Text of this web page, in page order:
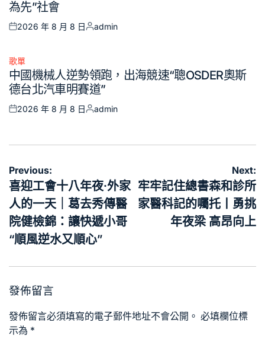
為先”社會
Posted
2026 年 8 月 8 日
Posted
admin
Posted
in
歌單
中國機械人逆勢領跑，出海競速“聰OSDER奧斯
德台北汽車明賽道”
Posted
2026 年 8 月 8 日
Posted
admin
文
章
導
覽
Previous:
喜迎工會十八年夜·外家
人的一天｜葛去秀傳醫
院健檢錦：讓快遞小哥
“順風逆水又順心”
Next:
牢牢記住總書森和診所
家醫科記的囑托丨勇挑
年夜梁 高昂向上
發佈留言
發佈留言必須填寫的電子郵件地址不會公開。 必填欄位標
示為 *